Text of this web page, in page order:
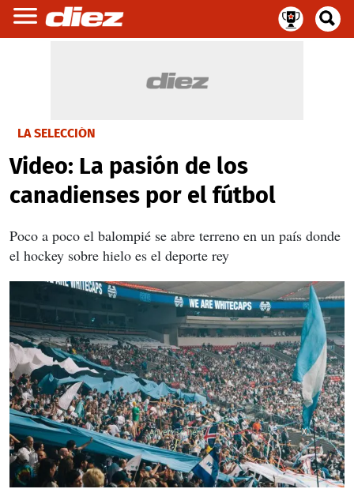
LA SELECCIÓN
Video: La pasión de los
canadienses por el fútbol
Poco a poco el balompié se abre terreno en un país donde
el hockey sobre hielo es el deporte rey
X